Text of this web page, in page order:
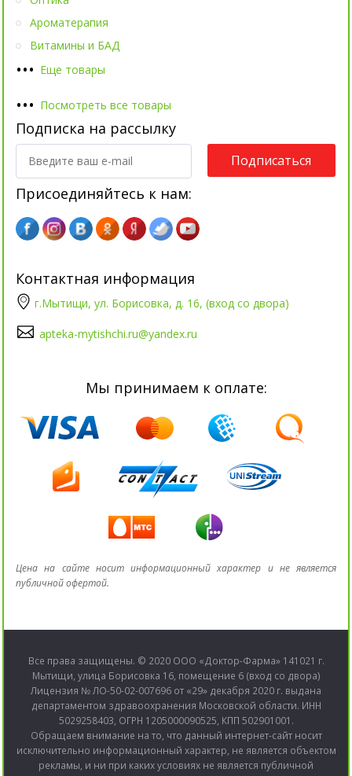
••• Еще товары
Ароматерапия
Витамины и БАД
••• Посмотреть все товары
Подписка на рассылку
Подписаться
Присоединяйтесь к нам:
Контактная информация
г.Мытищи, ул. Борисовка, д. 16, (вход со двора)
apteka-mytishchi.ru@yandex.ru
Мы принимаем к оплате:
Цена на сайте носит информационный характер и не является
публичной офертой.
Все права защищены. © 2020 ООО «Доктор-Фарма» 141021 г.
Мытищи, улица Борисовка 16, помещение 6 (вход со двора)
Лицензия № ЛО-50-02-007696 от «29» декабря 2020 г. выдана
департаментом здравоохранения Московской области. ИНН
5029258403, ОГРН 1205000090525, КПП 502901001.
Обращаем внимание на то, что данный интернет-сайт носит
исключительно информационный характер, не является объектом
рекламы, и ни при каких условиях не является публичной